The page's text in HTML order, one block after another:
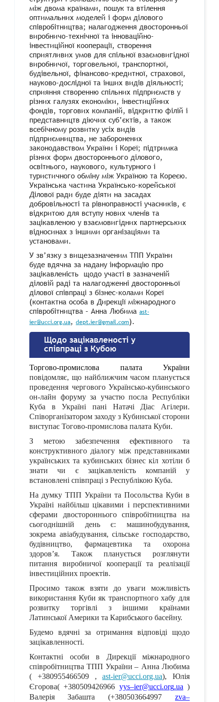
між двома країнами, пошук та втілення
оптимальних моделей і форм ділового
співробітництва; налагодження двосторонньої
виробничо-технічної та інноваційно-
інвестиційної кооперації, створення
сприятливих умов для спільної взаємовигідної
виробничої, торговельної, транспортної,
будівельної, фінансово-кредитної, страхової,
науково-дослідної та інших видів діяльності;
сприяння створенню спільних підприємств у
різних галузях економіки, інвестиційних
фондів, торгових компаній, відкриттю філій і
представництв діючих суб’єктів, а також
всебічному розвитку усіх видів
підприємництва, не заборонених
законодавством України і Кореї; підтримка
різних форм двостороннього ділового,
освітнього, наукового, культурного і
туристичного обміну між Україною та Кореєю.
Українська частина Українсько-корейської
Ділової ради буде діяти на засадах
добровільності та рівноправності учасників, є
відкритою для вступу нових членів та
зацікавленою у взаємовигідних партнерських
відносинах з іншими організаціями та
установами.
У зв’язку з вищезазначеним ТПП України
буде вдячна за надану інформацію про
зацікавленість щодо участі в зазначеній
діловій раді та налагодженні двосторонньої
ділової співпраці з бізнес-колами Кореї
(контактна особа в Дирекції міжнародного
співробітництва – Анна Любима ast-
ier@ucci.org.ua, dept.ier@gmail.com).
Щодо зацікавленості у
співпраці з Кубою
Торгово-промислова палата України
повідомляє, що найближчим часом планується
проведення чергового Українсько-кубинського
он-лайн форуму за участю посла Республіки
Куба в Україні пані Натачі Діас Агілери.
Співорганізатором заходу з Кубинської сторони
виступає Тогово-промислова палата Куби.
З метою забезпечення ефективного та
конструктивного діалогу між представниками
українських та кубинських бізнес кіл хотіли б
знати чи є зацікавленість компаній у
встановлені співпраці з Республікою Куба.
На думку ТПП України та Посольства Куби в
Україні найбільш цікавими і перспективними
сферами двостороннього співробітництва на
сьогоднішній день є: машинобудування,
зокрема авіабудування, сільське господарство,
будівництво, фармацевтика та охорона
здоров’я. Також планується розглянути
питання виробничої кооперації та реалізації
інвестиційних проектів.
Просимо також взяти до уваги можливість
використання Куби як транспортного хабу для
розвитку торгівлі з іншими країнами
Латинської Америки та Карибського басейну.
Будемо вдячні за отримання відповіді щодо
зацікавленності.
Контактні особи в Дирекції міжнародного
співробітництва ТПП України – Анна Любима
( +380955466509 ,ast-ier@ucci.org.ua), Юлія
Єгорова( +380509426966 yys–ier@ucci.org.ua )
Валерія Забашта (+380503664997 zva–